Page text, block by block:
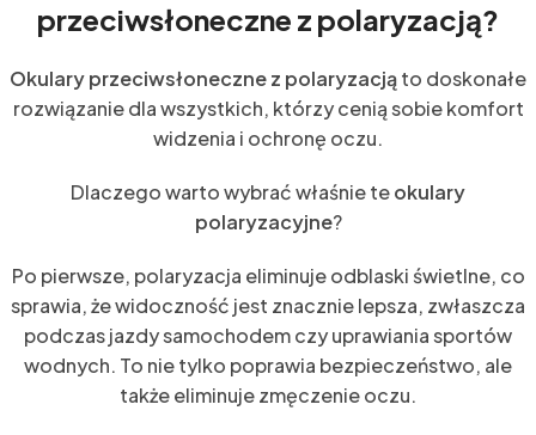
przeciwsłoneczne z polaryzacją?
Okulary przeciwsłoneczne z polaryzacjąto doskonałe
rozwiązanie dla wszystkich, którzy cenią sobie komfort
widzenia i ochronę oczu.
Dlaczego warto wybrać właśnie teokulary
polaryzacyjne?
Po pierwsze, polaryzacja eliminuje odblaski świetlne, co
sprawia, że widoczność jest znacznie lepsza, zwłaszcza
podczas jazdy samochodem czy uprawiania sportów
wodnych. To nie tylko poprawia bezpieczeństwo, ale
także eliminuje zmęczenie oczu.